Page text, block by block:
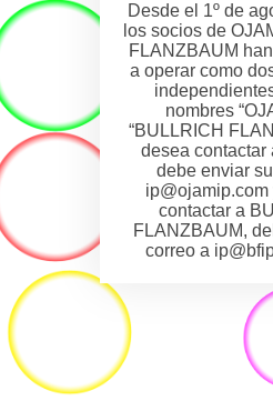
Desde el 1º de
los socios de
FLANZBAUM
a operar como
nombres
“BULLRICH
desea contactar
debe enviar
contactar a
FLANZBAUM,
correo a